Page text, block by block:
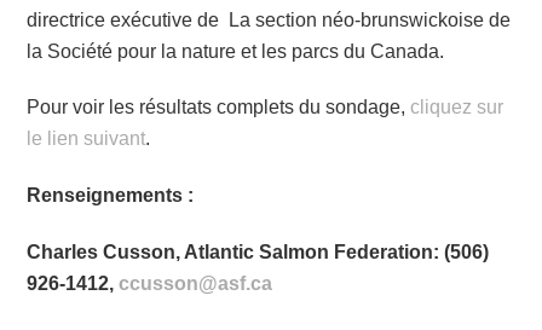
directrice exécutive de La section néo-brunswickoise de
la Société pour la nature et les parcs du Canada.
Pour voir les résultats complets du sondage,cliquez sur
le lien suivant.
Renseignements :
Charles Cusson, Atlantic Salmon Federation: (506)
926-1412,ccusson@asf.ca